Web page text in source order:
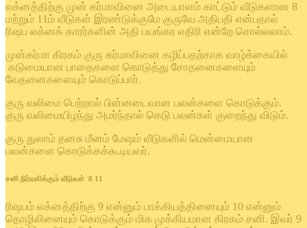
லக்னத்திற்கு முன் கர்மாவினை அடையாளம் காட்டும் வீடுகளான 8
மற்றும் 11ம் வீடுகள் இரண்டுக்குமே குருவே அதிபதி என்பதால்
ரிஷப லக்னக் காரர்களின் அதி பயங்கர எதிரி என்றே சொல்லலாம்.
முன்கர்மா கிரகம் குரு கர்மாவினை கழிப்பதற்காக வாழ்க்கையில்
கடுமையான பாதைகளை கொடுத்து சோதனைகளையும்
வேதனைகளையும் கொடுப்பார்.
குரு வலிமை பெற்றால் பின்னடைவான பலன்களை கொடுக்கும்.
குரு வலிமையிழந்து அமர்ந்தால் கெடு பலன்கள் குறைந்து விடும்.
குரு துலாம் தனசு மீனம் மேஷம் வீடுகளில் மென்மையான
பலன்களை கொடுக்கக்கூடியவர்.
சனி நிர்வகிக்கும் வீடுகள் 8 11
ரிஷபம் லக்னத்திற்கு 9 என்னும் பாக்கியத்தினையும் 10 என்னும்
தொழிலினையும் கொடுக்கும் மிக முக்கியமான கிரகம் சனி. இவர் 9